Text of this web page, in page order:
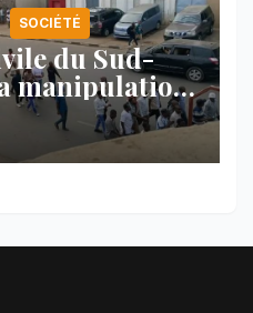
SOCIÉTÉ
du Sud-
manipulation
par